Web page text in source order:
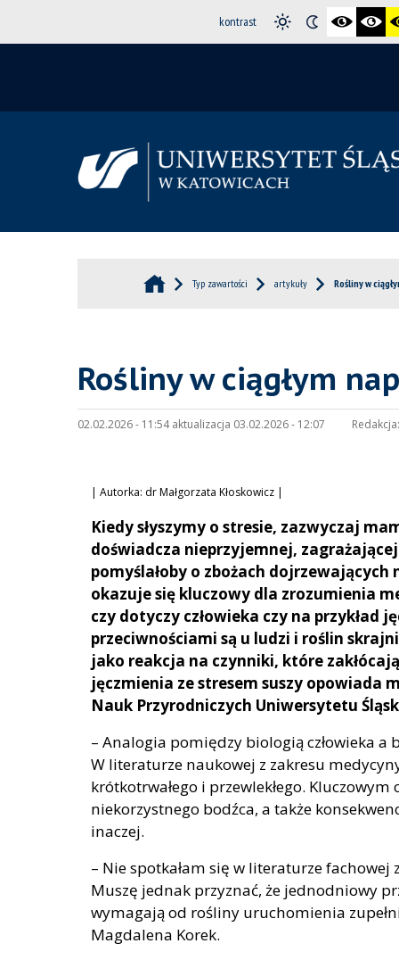
kontrast
Typ zawartości artykuły Rośliny w
Rośliny w ciągłym
02.02.2026 - 11:54 aktualizacja 03.02.2026 - 12:07 Redakcja:
| Autorka: dr Małgorzata Kłoskowicz |
Kiedy słyszymy o stresie, zazwyczaj
doświadcza nieprzyjemnej,
pomyślałoby o zbożach
okazuje się kluczowy dla zrozumienia
czy dotyczy człowieka czy na przykład
przeciwnościami są u ludzi i roślin
jako reakcja na czynniki, które
jęczmienia ze stresem suszy opowiada
Nauk Przyrodniczych Uniwersytetu
– Analogia pomiędzy biologią człowieka
W literaturze naukowej z zakresu
krótkotrwałego i przewlekłego.
niekorzystnego bodźca, a także
inaczej.
– Nie spotkałam się w literaturze
Muszę jednak przyznać, że jednodniowy
wymagają od rośliny uruchomienia
Magdalena Korek.